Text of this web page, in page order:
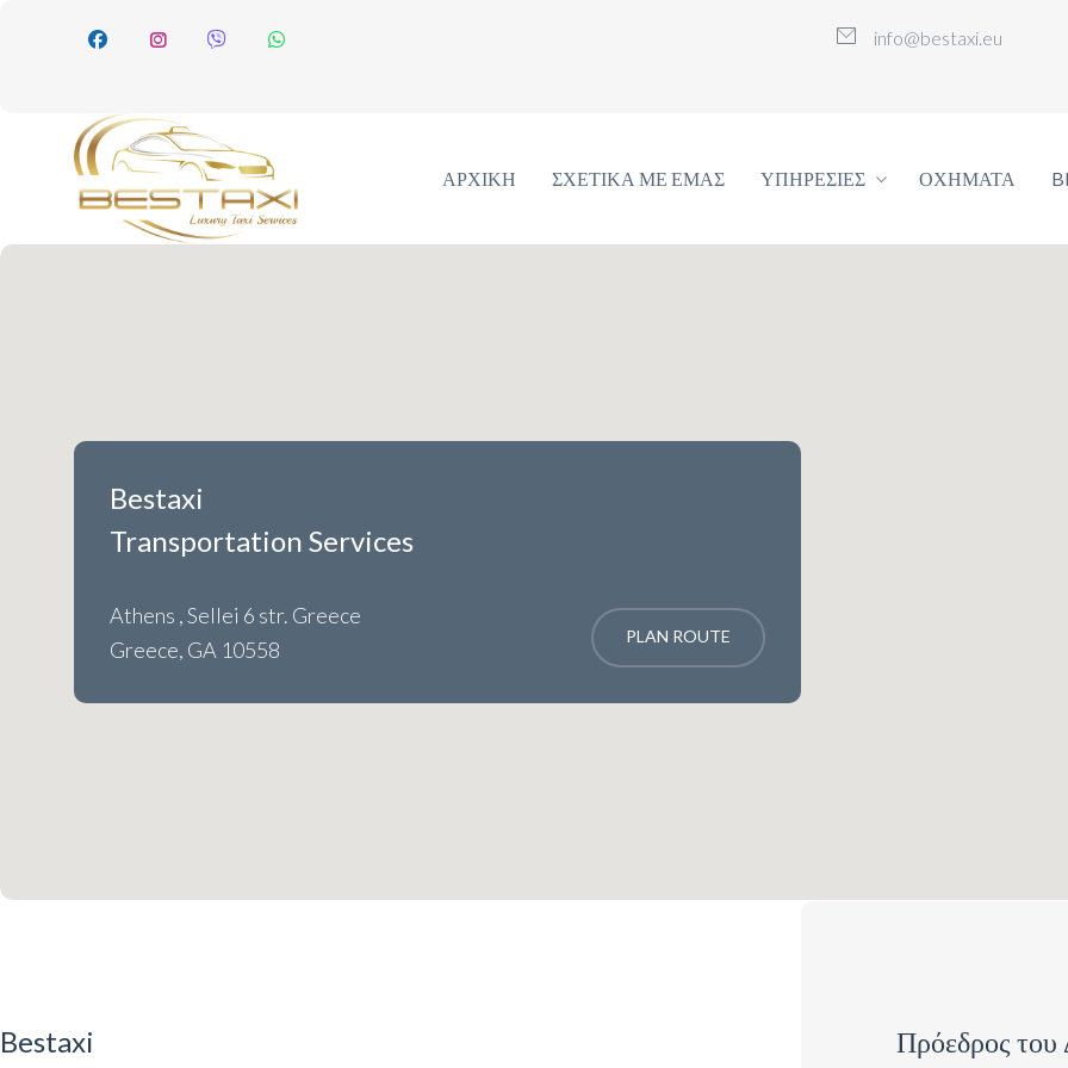
info@bestaxi.eu
ΑΡΧΙΚΉ ΣΧΕΤΙΚΆ ΜΕ ΕΜΆΣ ΥΠΗΡΕΣΊΕΣ ΟΧΉΜΑΤΑ
Bestaxi
Transportation Services
Athens , Sellei 6 str. Greece
Greece, GA 10558
PLAN ROUTE
Bestaxi
Πρόεδρος του